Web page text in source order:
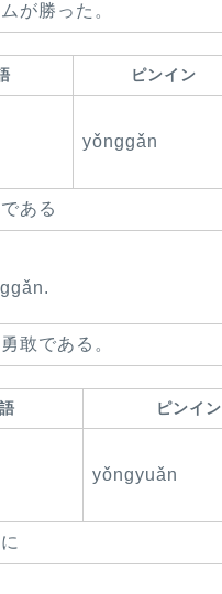
が勝った。
ピンイン
yǒnggǎn
ある
敢である。
ピンイン
yǒngyuǎn